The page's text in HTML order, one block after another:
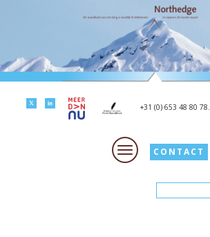
+31 (0) 653 48 80 78.
CONTACT